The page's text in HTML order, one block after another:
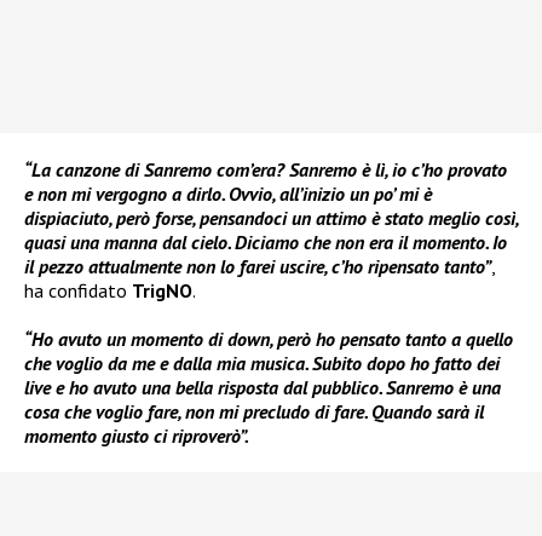
“La canzone di Sanremo com’era? Sanremo è lì, io c’ho provato
e non mi vergogno a dirlo. Ovvio, all’inizio un po’ mi è
dispiaciuto, però forse, pensandoci un attimo è stato meglio così,
quasi una manna dal cielo. Diciamo che non era il momento. Io
il pezzo attualmente non lo farei uscire, c’ho ripensato tanto”,
ha confidato TrigNO.
“Ho avuto un momento di down, però ho pensato tanto a quello
che voglio da me e dalla mia musica. Subito dopo ho fatto dei
live e ho avuto una bella risposta dal pubblico. Sanremo è una
cosa che voglio fare, non mi precludo di fare. Quando sarà il
momento giusto ci riproverò”.